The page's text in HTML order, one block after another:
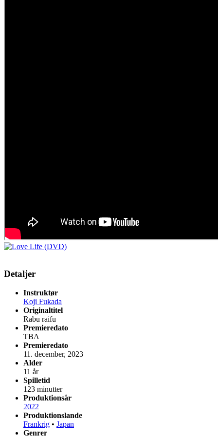
Detaljer
Instruktør
Koji Fukada
Originaltitel
Rabu raifu
Premieredato
TBA
Premieredato
11. december, 2023
Alder
11 år
Spilletid
123 minutter
Produktionsår
2022
Produktionslande
Frankrig • Japan
Genrer